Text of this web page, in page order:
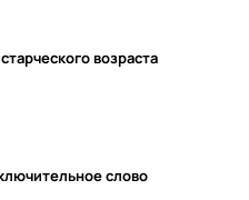
возраста
слово